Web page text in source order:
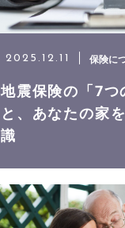
2025.12.11 保険に
地震保険の「7つ
と、あなたの家
識